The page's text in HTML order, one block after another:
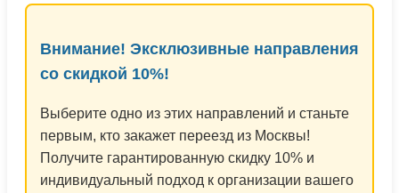
Внимание! Эксклюзивные направления
со скидкой 10%!
Выберите одно из этих направлений и станьте
первым, кто закажет переезд из Москвы!
Получите гарантированную скидку 10% и
индивидуальный подход к организации вашего